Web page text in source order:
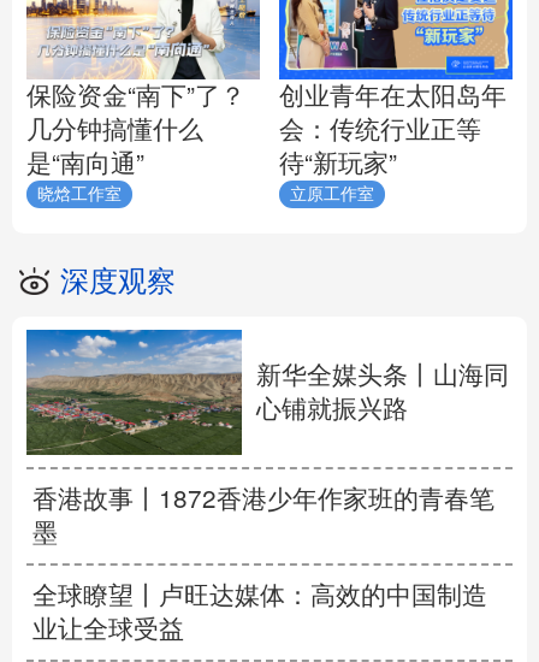
保险资金“南下”了？
几分钟搞懂什么
是“南向通”
晓焓工作室
创业青年在太阳岛年
会：传统行业正等
待“新玩家”
立原工作室
深度观察
新华全媒头条丨 山海同
心铺就振兴路
香港故事丨
1872香港少年作家班的青春笔
墨
全球瞭望丨卢旺达媒体：高效的中国制造
业让全球受益